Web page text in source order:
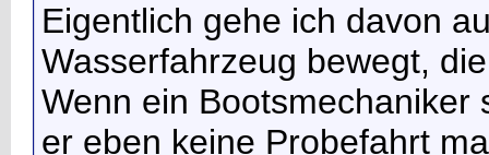
Eigentlich gehe ich davon
Wasserfahrzeug bewegt,
Wenn ein
er eben keine Probefahrt